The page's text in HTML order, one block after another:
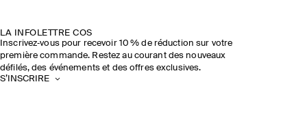
LA INFOLETTRE COS
Inscrivez‑vous pour recevoir 10 % de réduction sur votre
première commande. Restez au courant des nouveaux
défilés, des événements et des offres exclusives.
S’INSCRIRE